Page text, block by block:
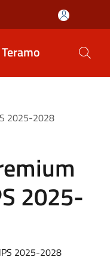
2025-2028
2025-
2025-2028